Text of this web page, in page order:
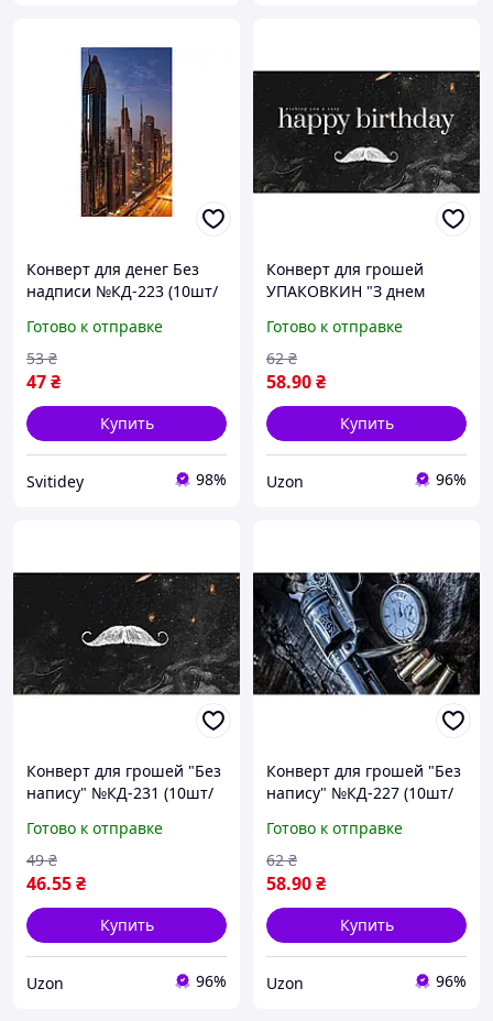
Конверт для денег Без
надписи №КД-223 (10шт/
Готово к отправке
47₴
53 ₴
Купить
Svitidey 98%
Конверт для грошей
УПАКОВКИН "З днем
№КД-231 (10шт/уп)
Готово к отправке
58.90₴
62 ₴
Купить
Uzon 96%
Конверт для грошей "Без
напису" №КД-231 (10шт/
Готово к отправке
46.55₴
49 ₴
Купить
Uzon 96%
Конверт для грошей "Без
напису" №КД-227 (10шт/
Готово к отправке
58.90₴
62 ₴
Купить
Uzon 96%